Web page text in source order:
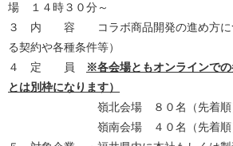
場 １４時３０分～
３ 内 容 コラボ商品開発の進め方につ
る契約や各種条件等）
４ 定 員
※各会場ともオンラインで
とは別枠になります）
嶺北会場 ８０名（先着順
嶺南会場 ４０名（先着順